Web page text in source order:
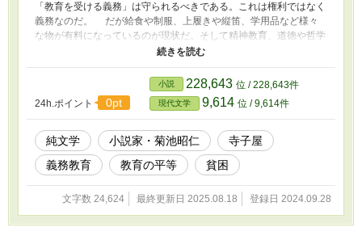
「教育を受ける義務」は守られるべきである。これは権利ではなく
義務なのだ。 だが給食や制服、上履きや縦笛、学用品など様々
な物が有料になっているのが現状だ。そして精神教育、道徳や哲学
が軽んじられている。そんな教育の理想について考えてみました。
これは筆者の夢でもあります。
24h.ポイント 0pt
小説 228,643 位 / 228,643件
現代文学 9,614 位 / 9,614件
純文学 小説家・菊池昭仁
寺子屋
義務教育
教育の平等 貧困
文字数 24,624 最終更新日 2025.08.18 登録日 2024.09.28